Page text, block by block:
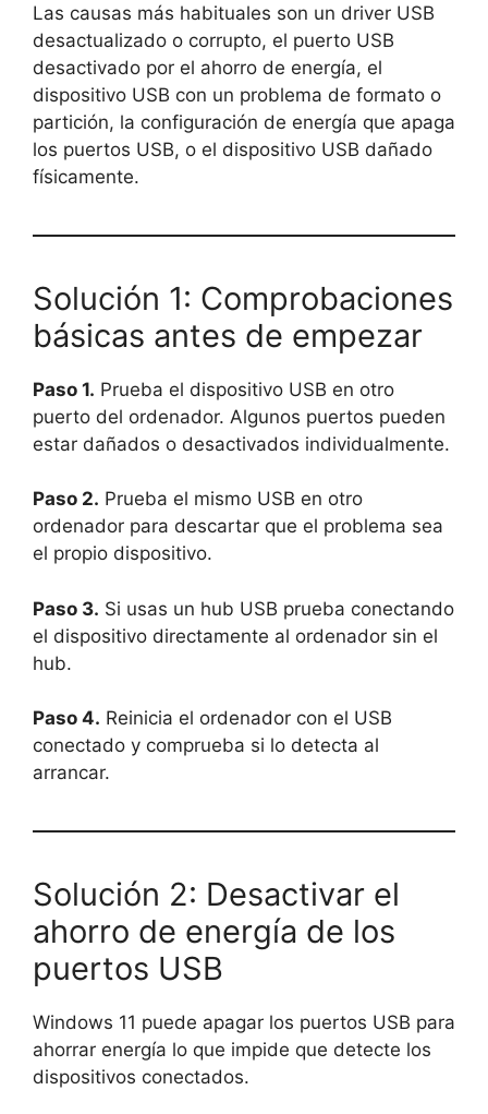
Las causas más habituales son un driver USB
desactualizado o corrupto, el puerto USB
desactivado por el ahorro de energía, el
dispositivo USB con un problema de formato o
partición, la configuración de energía que apaga
los puertos USB, o el dispositivo USB dañado
físicamente.
Solución 1: Comprobaciones
básicas antes de empezar
Paso 1. Prueba el dispositivo USB en otro
puerto del ordenador. Algunos puertos pueden
estar dañados o desactivados individualmente.
Paso 2. Prueba el mismo USB en otro
ordenador para descartar que el problema sea
el propio dispositivo.
Paso 3. Si usas un hub USB prueba conectando
el dispositivo directamente al ordenador sin el
hub.
Paso 4. Reinicia el ordenador con el USB
conectado y comprueba si lo detecta al
arrancar.
Solución 2: Desactivar el
ahorro de energía de los
puertos USB
Windows 11 puede apagar los puertos USB para
ahorrar energía lo que impide que detecte los
dispositivos conectados.